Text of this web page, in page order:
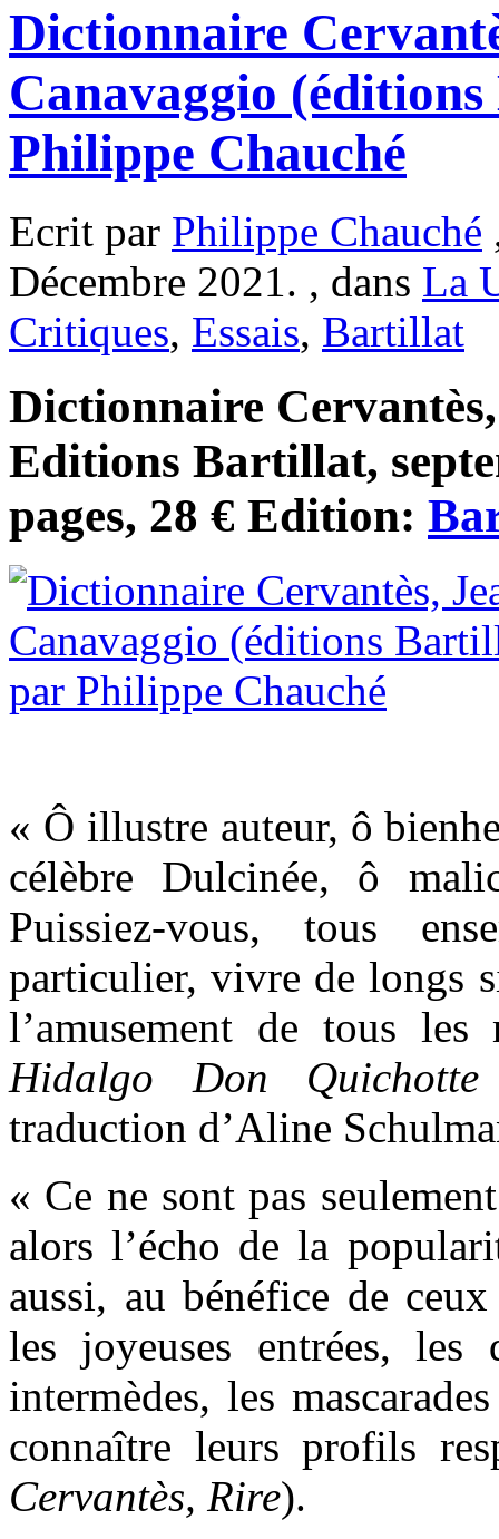
Dictionnaire
Canavaggio
Philippe Chauché
Ecrit par Philippe Chauché
Décembre 2021. , dans La
Critiques, Essais, Bartillat
Dictionnaire
Editions Bartillat,
pages, 28 € Edition:
« Ô illustre auteur, ô
célèbre Dulcinée, ô
Puissiez-vous, tous
particulier, vivre de longs
l’amusement de tous
Hidalgo Don
traduction d’Aline
« Ce ne sont pas
alors l’écho de la
aussi, au bénéfice de
les joyeuses entrées,
intermèdes, les
connaître leurs profils
Cervantès, Rire).